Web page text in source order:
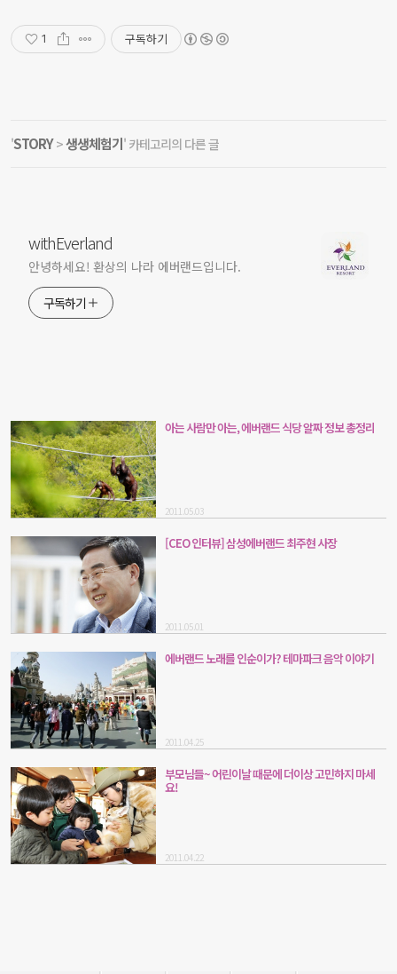
1 구독하기
'STORY>생생체험기' 카테고리의 다른 글
withEverland
안녕하세요! 환상의 나라 에버랜드입니다.
구독하기
아는 사람만 아는, 에버랜드 식당 알짜 정보 총정리
2011.05.03
[CEO 인터뷰] 삼성에버랜드 최주현 사장
2011.05.01
에버랜드 노래를 인순이가? 테마파크 음악 이야기
2011.04.25
부모님들~ 어린이날 때문에 더이상 고민하지 마세
요!
2011.04.22